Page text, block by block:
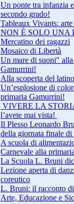
Un ponte tra infanzia
secondo grado!
Tableaux Vivants:
NON È SOLO UNA
Mercatino dei ragazzi
Mosaico di Libertà
Un mare di suoni"
Gamurrini!
Alla scoperta del
Un’esplosione di
primaria Gamurrini!
VIVERE LA
l’avete mai vista!
Il Plesso Leonardo
della giornata finale di
A scuola di
Carnevale alla
La Scuola L. Bruni
Lezione aperta di
coreutico
L. Bruni: il racconto
Arte, Educazione e